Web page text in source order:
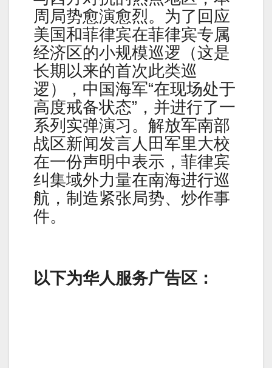
周局势愈演愈烈。为了回应
美国和菲律宾在菲律宾专属
经济区的小规模巡逻（这是
长期以来的首次此类巡
逻），中国海军“在现场处于
高度戒备状态”，并进行了一
系列实弹演习。解放军南部
战区新闻发言人田军里大校
在一份声明中表示，菲律宾
纠集域外力量在南海进行巡
航，制造紧张局势、炒作事
件。
以下为华人服务广告区：